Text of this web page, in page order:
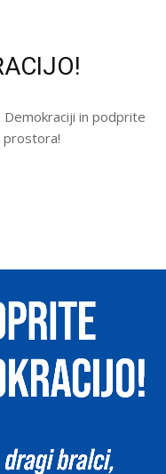
in podprite
prostora!